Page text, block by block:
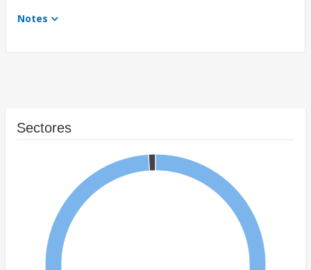
Notes
Sectores